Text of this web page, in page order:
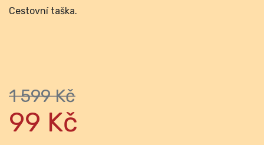
Cestovní taška.
1 599 Kč
99 Kč